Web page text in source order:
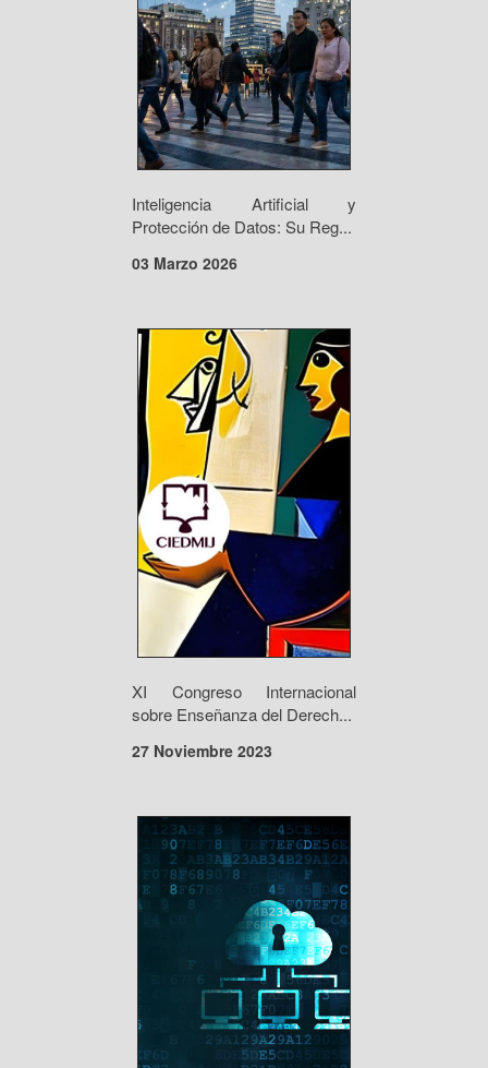
Inteligencia Artificial y
Protección de Datos: Su Reg...
03 Marzo 2026
XI Congreso Internacional
sobre Enseñanza del Derech...
27 Noviembre 2023